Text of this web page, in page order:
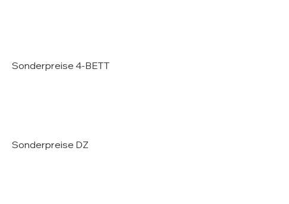
Sonderpreise 4-BETT
Sonderpreise DZ